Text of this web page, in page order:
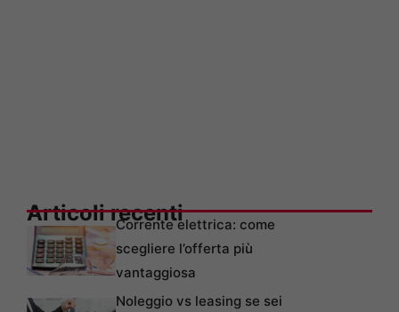
Articoli recentiCorrente elettrica: come
scegliere l’offerta più
vantaggiosa
Noleggio vs leasing se sei